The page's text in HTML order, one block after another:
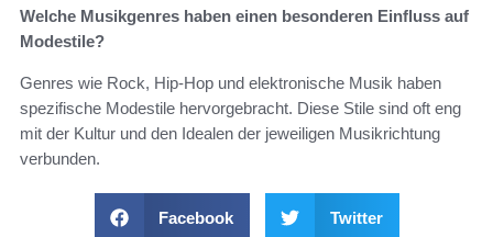
Welche Musikgenres haben einen besonderen Einfluss auf
Modestile?
Genres wie Rock, Hip-Hop und elektronische Musik haben
spezifische Modestile hervorgebracht. Diese Stile sind oft eng
mit der Kultur und den Idealen der jeweiligen Musikrichtung
verbunden.
Facebook Twitter